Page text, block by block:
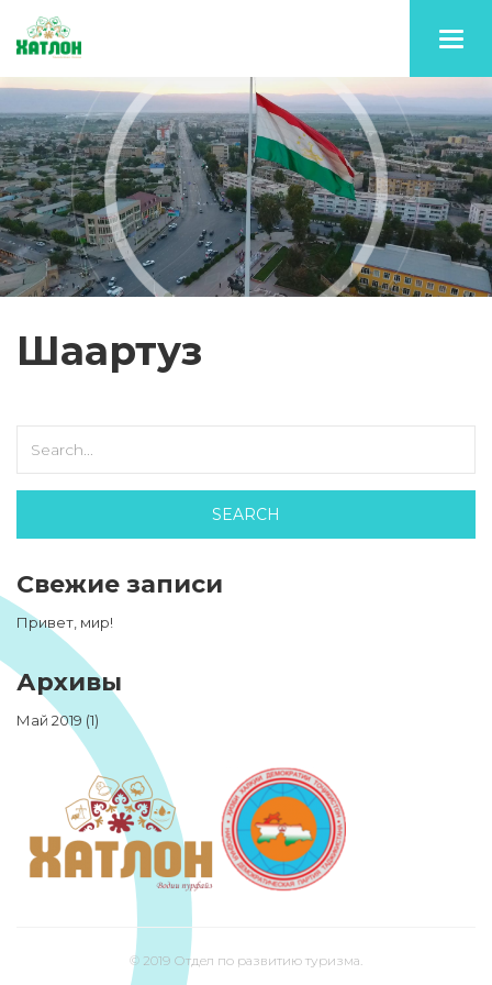
Шаартуз
Свежие записи
Привет, мир!
Архивы
Май 2019 (1)
© 2019 Отдел по развитию туризма.